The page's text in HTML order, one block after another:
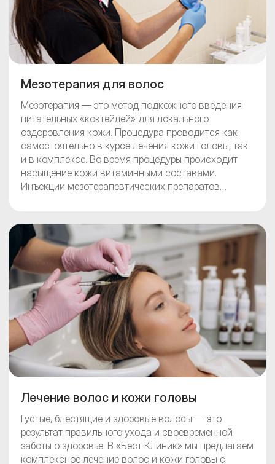
Мезотерапия для волос
Мезотерапия — это метод подкожного введения
питательных «коктейлей» для локального
оздоровления кожи. Процедура проводится как
самостоятельно в курсе лечения кожи головы, так
и в комплексе. Во время процедуры происходит
насыщение кожи витаминными составами.
Инъекции мезотерапевтических препаратов
пациента.
Лечение волос и кожи головы
Густые, блестящие и здоровые волосы — это
результат правильного ухода и своевременной
заботы о здоровье. В «Бест Клиник» мы предлагаем
комплексное лечение волос и кожи головы с